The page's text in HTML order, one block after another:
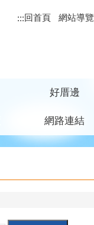
:::回首頁 網站導覽
好厝邊
網路連結